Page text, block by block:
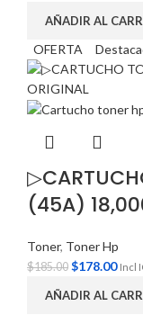
AÑADIR AL
OFERTA
(45A)
Toner, Toner Hp
$185.00 $178.00 Incl
AÑADIR AL